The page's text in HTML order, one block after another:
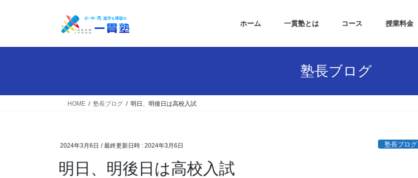
ホーム 一貫塾とは コース 授業料金
塾長ブログ
HOME 塾長ブログ 明日、明後日は高校入試
2024年3月6日 / 最終更新日時 : 2024年3月6日 塾長ブログ
明日、明後日は高校入試